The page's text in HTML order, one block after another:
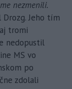
nezmenili.
Drozg. Jeho tím
tromi
nedopustil
MS vo
po
zdolali